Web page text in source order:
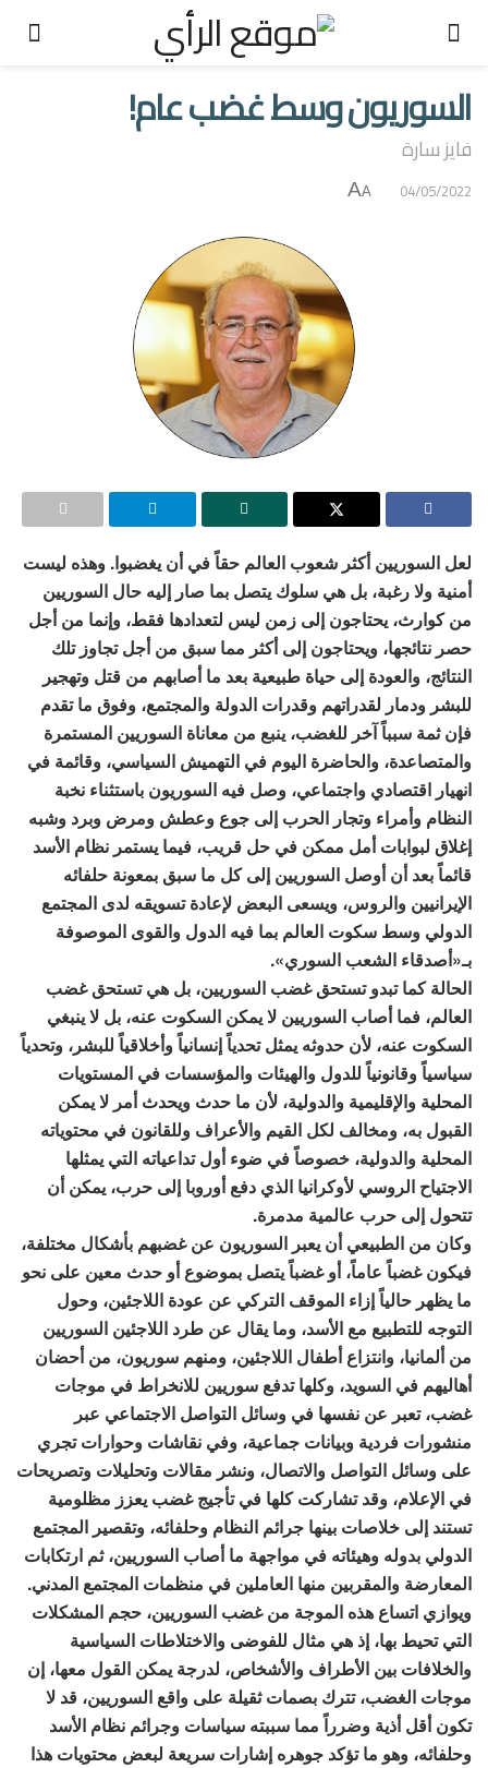
السوريون وسط غضب عام!
فايز سارة
04/05/2022
A
A
لعل السوريين أكثر شعوب العالم حقاً في أن يغضبوا. وهذه ليست
أمنية ولا رغبة، بل هي سلوك يتصل بما صار إليه حال السوريين
من كوارث، يحتاجون إلى زمن ليس لتعدادها فقط، وإنما من أجل
حصر نتائجها، ويحتاجون إلى أكثر مما سبق من أجل تجاوز تلك
النتائج، والعودة إلى حياة طبيعية بعد ما أصابهم من قتل وتهجير
للبشر ودمار لقدراتهم وقدرات الدولة والمجتمع، وفوق ما تقدم
فإن ثمة سبباً آخر للغضب، ينبع من معاناة السوريين المستمرة
والمتصاعدة، والحاضرة اليوم في التهميش السياسي، وقائمة في
انهيار اقتصادي واجتماعي، وصل فيه السوريون باستثناء نخبة
النظام وأمراء وتجار الحرب إلى جوع وعطش ومرض وبرد وشبه
إغلاق لبوابات أمل ممكن في حل قريب، فيما يستمر نظام الأسد
قائماً بعد أن أوصل السوريين إلى كل ما سبق بمعونة حلفائه
الإيرانيين والروس، ويسعى البعض لإعادة تسويقه لدى المجتمع
الدولي وسط سكوت العالم بما فيه الدول والقوى الموصوفة
بـ«أصدقاء الشعب السوري».
الحالة كما تبدو تستحق غضب السوريين، بل هي تستحق غضب
العالم، فما أصاب السوريين لا يمكن السكوت عنه، بل لا ينبغي
السكوت عنه، لأن حدوثه يمثل تحدياً إنسانياً وأخلاقياً للبشر، وتحدياً
سياسياً وقانونياً للدول والهيئات والمؤسسات في المستويات
المحلية والإقليمية والدولية، لأن ما حدث ويحدث أمر لا يمكن
القبول به، ومخالف لكل القيم والأعراف وللقانون في محتوياته
المحلية والدولية، خصوصاً في ضوء أول تداعياته التي يمثلها
الاجتياح الروسي لأوكرانيا الذي دفع أوروبا إلى حرب، يمكن أن
تتحول إلى حرب عالمية مدمرة.
وكان من الطبيعي أن يعبر السوريون عن غضبهم بأشكال مختلفة،
فيكون غضباً عاماً، أو غضباً يتصل بموضوع أو حدث معين على نحو
ما يظهر حالياً إزاء الموقف التركي عن عودة اللاجئين، وحول
التوجه للتطبيع مع الأسد، وما يقال عن طرد اللاجئين السوريين
من ألمانيا، وانتزاع أطفال اللاجئين، ومنهم سوريون، من أحضان
أهاليهم في السويد، وكلها تدفع سوريين للانخراط في موجات
غضب، تعبر عن نفسها في وسائل التواصل الاجتماعي عبر
منشورات فردية وبيانات جماعية، وفي نقاشات وحوارات تجري
على وسائل التواصل والاتصال، ونشر مقالات وتحليلات وتصريحات
في الإعلام، وقد تشاركت كلها في تأجيج غضب يعزز مظلومية
تستند إلى خلاصات بينها جرائم النظام وحلفائه، وتقصير المجتمع
الدولي بدوله وهيئاته في مواجهة ما أصاب السوريين، ثم ارتكابات
المعارضة والمقربين منها العاملين في منظمات المجتمع المدني.
ويوازي اتساع هذه الموجة من غضب السوريين، حجم المشكلات
التي تحيط بها، إذ هي مثال للفوضى والاختلاطات السياسية
والخلافات بين الأطراف والأشخاص، لدرجة يمكن القول معها، إن
موجات الغضب، تترك بصمات ثقيلة على واقع السوريين، قد لا
تكون أقل أذية وضرراً مما سببته سياسات وجرائم نظام الأسد
وحلفائه، وهو ما تؤكد جوهره إشارات سريعة لبعض محتويات هذا